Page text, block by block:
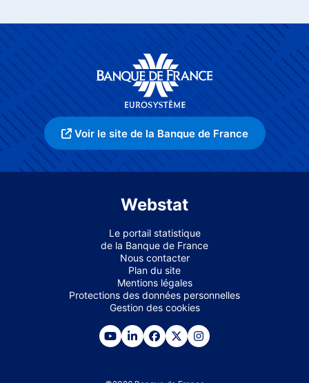
Voir le site de la Banque de France
Webstat
Le portail statistique
de la Banque de France
Nous contacter
Plan du site
Mentions légales
Protections des données personnelles
Gestion des cookies